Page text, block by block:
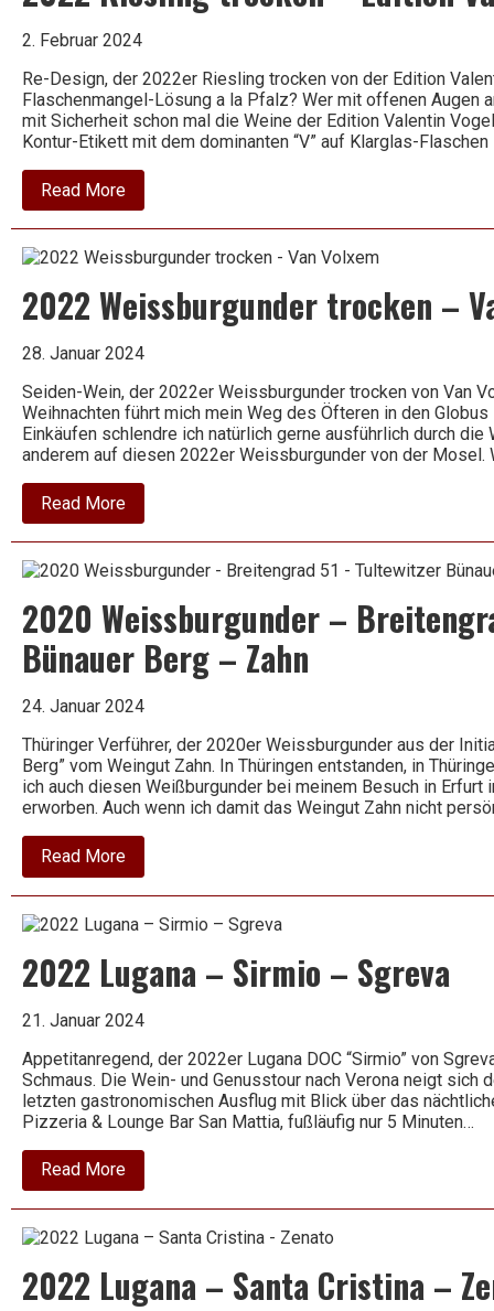
Gut
Meißen
Tim
Strasser
2. Februar 2024
Re-Design, der 2022er Riesling trocken von der Edition
Flaschenmangel-Lösung a la Pfalz? Wer mit offenen Augen
mit Sicherheit schon mal die Weine der Edition Valentin
Kontur-Etikett mit dem dominanten “V” auf Klarglas-
Read Moreabout
2022
Riesling
–
Valentin
Vogel
2022 Weissburgunder trocken –
28. Januar 2024
Seiden-Wein, der 2022er Weissburgunder trocken von Van
Weihnachten führt mich mein Weg des Öfteren in den
Einkäufen schlendre ich natürlich gerne ausführlich durch
anderem auf diesen 2022er Weissburgunder von der
Read Moreabout
2022
Weissburgunder
–
Volxem
2020 Weissburgunder –
Bünauer Berg – Zahn
24. Januar 2024
Thüringer Verführer, der 2020er Weissburgunder aus der
Berg” vom Weingut Zahn. In Thüringen entstanden, in
ich auch diesen Weißburgunder bei meinem Besuch in
erworben. Auch wenn ich damit das Weingut Zahn nicht
Read Moreabout
2020
Weissburgunder
Breitengrad
Tultewitzer
Bünauer
Berg
–
Zahn
2022 Lugana – Sirmio – Sgreva
21. Januar 2024
Appetitanregend, der 2022er Lugana DOC “Sirmio” von
Schmaus. Die Wein- und Genusstour nach Verona neigt sich
letzten gastronomischen Ausflug mit Blick über das
Pizzeria & Lounge Bar San Mattia, fußläufig nur 5 Minuten…
Read Moreabout
2022
Lugana
Sirmio
Sgreva
2022 Lugana – Santa Cristina –